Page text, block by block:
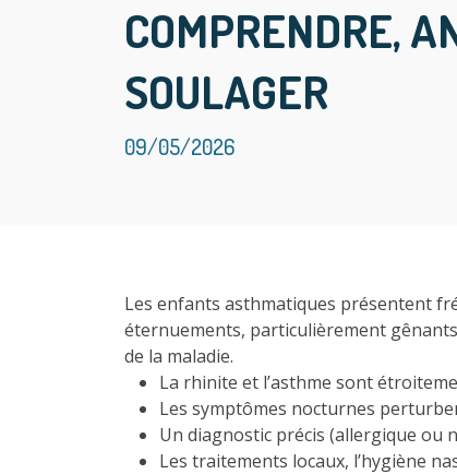
COMPRENDRE,
SOULAGER
09/05/2026
Les enfants asthmatiques présentent
éternuements, particulièrement
de la maladie.
La rhinite et l’asthme sont
Les symptômes nocturnes
Un diagnostic précis (allergique ou
Les traitements locaux, l’hygiène